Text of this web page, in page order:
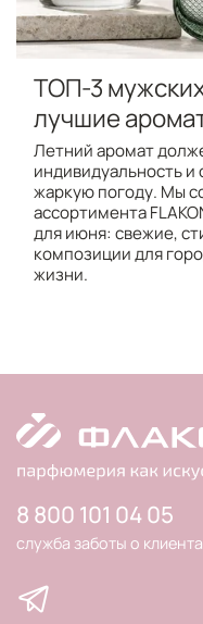
ТОП-3
лучшие
Летний аромат
индивидуальность
жаркую погоду. Мы
ассортимента
для июня: свежие,
композиции для
жизни.
8 800 101 04 05
служба заботы о